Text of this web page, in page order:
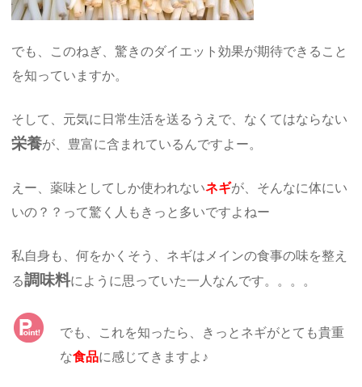
でも、このねぎ、驚きのダイエット効果が期待できること
を知っていますか。
そして、元気に日常生活を送るうえで、なくてはならない
栄養が、豊富に含まれているんですよー。
えー、薬味としてしか使われないネギが、そんなに体にい
いの？？って驚く人もきっと多いですよねー
私自身も、何をかくそう、ネギはメインの食事の味を整え
る調味料にように思っていた一人なんです。。。。
でも、これを知ったら、きっとネギがとても貴重
な食品に感じてきますよ♪